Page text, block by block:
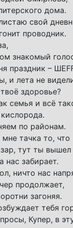
дома.
свой
проводник.
знакомый
праздник –
и лета не
здоровье?
семья и всё
по районам.
тачка то, что
тут ты вышел
нас забирает.
ничто нас
продолжает,
загоняя.
тебя
Купер, в